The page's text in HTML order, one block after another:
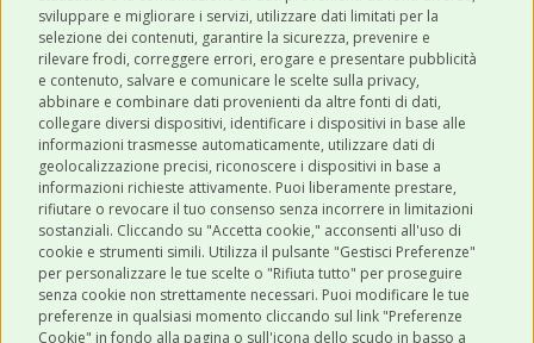
sviluppare e migliorare i servizi, utilizzare dati limitati per la
selezione dei contenuti, garantire la sicurezza, prevenire e
rilevare frodi, correggere errori, erogare e presentare pubblicità
e contenuto, salvare e comunicare le scelte sulla privacy,
abbinare e combinare dati provenienti da altre fonti di dati,
collegare diversi dispositivi, identificare i dispositivi in base alle
informazioni trasmesse automaticamente, utilizzare dati di
geolocalizzazione precisi, riconoscere i dispositivi in base a
informazioni richieste attivamente. Puoi liberamente prestare,
rifiutare o revocare il tuo consenso senza incorrere in limitazioni
sostanziali. Cliccando su "Accetta cookie," acconsenti all'uso di
cookie e strumenti simili. Utilizza il pulsante "Gestisci Preferenze"
per personalizzare le tue scelte o "Rifiuta tutto" per proseguire
senza cookie non strettamente necessari. Puoi modificare le tue
preferenze in qualsiasi momento cliccando sul link "Preferenze
Cookie" in fondo alla pagina o sull'icona dello scudo in basso a
CATEGORIE
SHOP ONLINE
CONTATTI
0543 096850
Contattaci